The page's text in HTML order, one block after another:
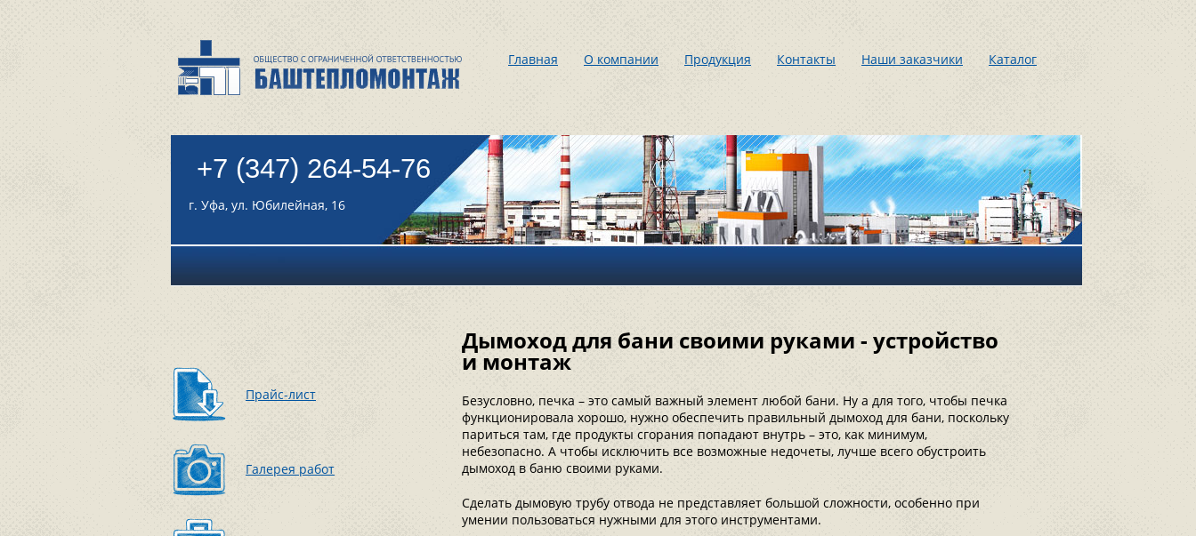
Главная О компании Продукция Контакты Наши заказчики Каталог
+7 (347) 264-54-76
г. Уфа, ул. Юбилейная, 16
Прайс-лист
Галерея работ
Дымоход для бани своими руками - устройство
и монтаж
Безусловно, печка – это самый важный элемент любой бани. Ну а для того, чтобы печка
функционировала хорошо, нужно обеспечить правильный дымоход для бани, поскольку
париться там, где продукты сгорания попадают внутрь – это, как минимум,
небезопасно. А чтобы исключить все возможные недочеты, лучше всего обустроить
дымоход в баню своими руками.
Сделать дымовую трубу отвода не представляет большой сложности, особенно при
умении пользоваться нужными для этого инструментами.